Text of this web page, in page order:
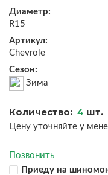
Диаметр:
R15
Артикул:
Chevrole
Сезон:
Зима
Количество: 4 шт.
Цену уточняйте у
Позвонить
Приеду на